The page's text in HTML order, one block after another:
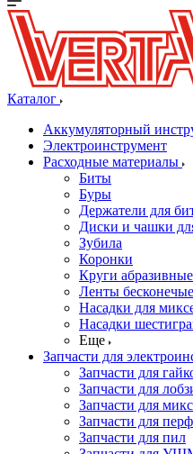
Каталог
Аккумуляторный
Электроинструмент
Расходные материалы
Биты
Буры
Держатели для
Диски и чашки
Зубила
Коронки
Круги
Ленты бесконечые
Насадки для
Насадки
Еще
Запчасти для
Запчасти для
Запчасти для
Запчасти для
Запчасти для
Запчасти для пил